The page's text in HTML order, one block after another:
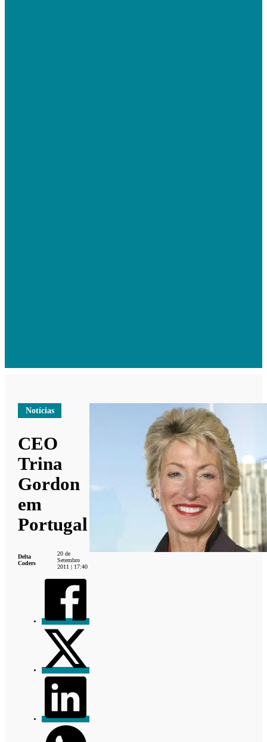
Notícias
CEO
Trina
Gordon
em
Portugal
Delta
Coders
20 de
Setembro
2011 | 17:40